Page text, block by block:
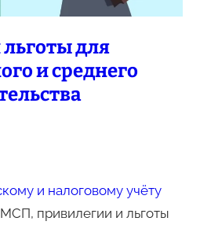
для
и среднего
и налоговому учёту
привилегии и льготы